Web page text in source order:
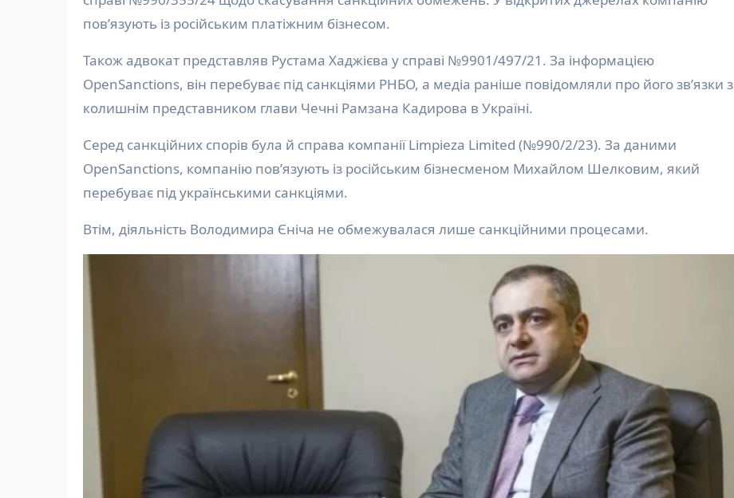
пов’язують із російським платіжним бізнесом.
Також адвокат представляв Рустама Хаджієва у справі №9901/497/21. За інформацією
OpenSanctions, він перебуває під санкціями РНБО, а медіа раніше повідомляли про його зв’язки з
колишнім представником глави Чечні Рамзана Кадирова в Україні.
Серед санкційних спорів була й справа компанії Limpieza Limited (№990/2/23). За даними
OpenSanctions, компанію пов’язують із російським бізнесменом Михайлом Шелковим, який
перебуває під українськими санкціями.
Втім, діяльність Володимира Єніча не обмежувалася лише санкційними процесами.